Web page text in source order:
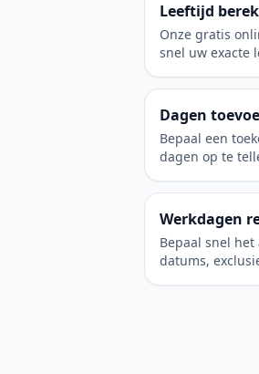
Leeftijd
Onze gratis
snel uw exacte
de huidige
bent met
Dagen
Bepaal een
dagen op te
Werkdagen
Bepaal snel
datums,